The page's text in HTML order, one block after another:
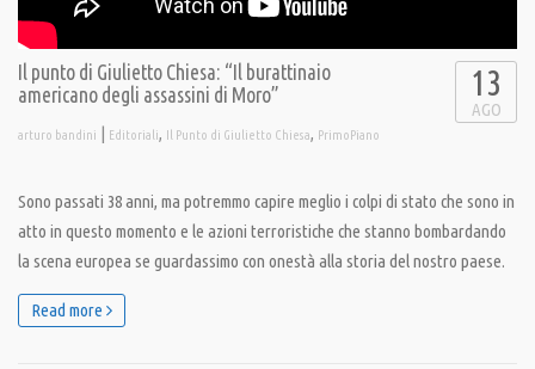
Il punto di Giulietto Chiesa: “Il burattinaio
americano degli assassini di Moro”
arturo bandini | Editoriali, Il Punto di Giulietto Chiesa, PrimoPiano
13
AGO
Sono passati 38 anni, ma potremmo capire meglio i colpi di stato che sono in
atto in questo momento e le azioni terroristiche che stanno bombardando
la scena europea se guardassimo con onestà alla storia del nostro paese.
Read more